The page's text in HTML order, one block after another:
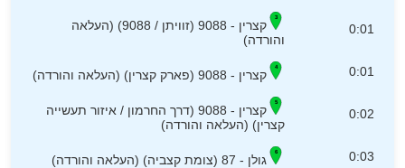
0:01
קצרין - 9088 (זוויתן / 9088) (העלאה
והורדה)
0:01 קצרין - 9088 (פארק קצרין) (העלאה והורדה)
0:02
קצרין - 9088 (דרך החרמון / איזור תעשייה
קצרין) (העלאה והורדה)
0:03 גולן - 87 (צומת קצביה) (העלאה והורדה)